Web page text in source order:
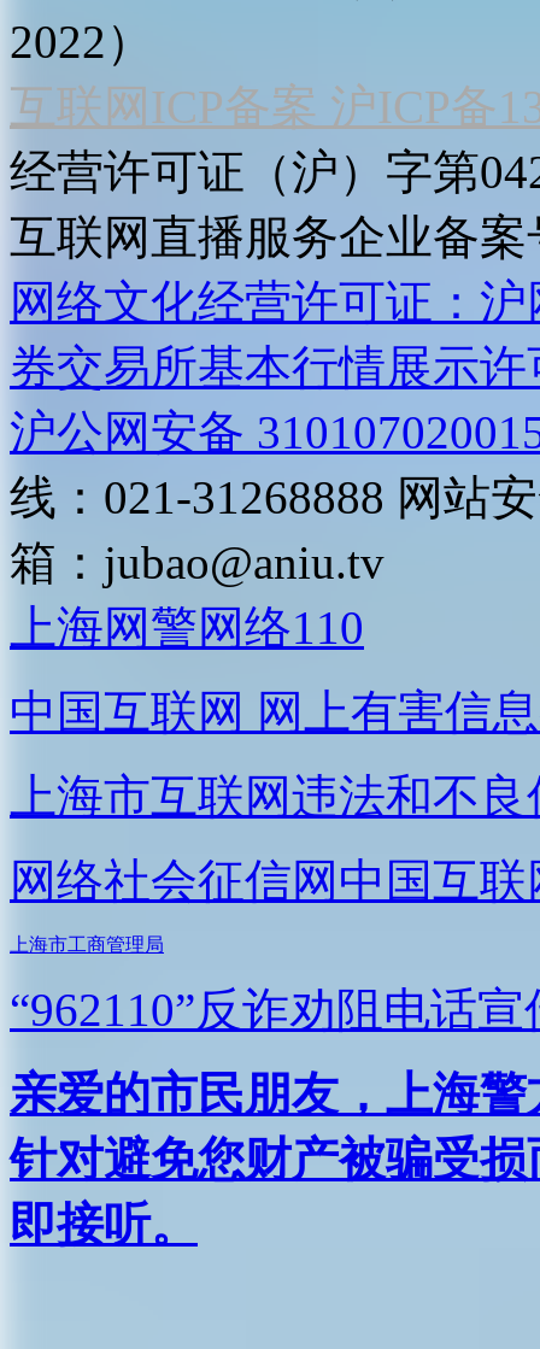
2022）
互联网ICP备案 沪ICP备
经营许可证（沪）字第
互联网直播服务企业备案
网络文化经营许可证：
券交易所基本行情展示许
沪公网安备
线：021-31268888 网站
箱： jubao@aniu.tv
上海网警网络110
中国互联网 网上有害信
上海市互联网违法和不
网络社会征信网 中国互
上海市工商管理局
“962110”反诈劝阻电话宣
亲爱的市民朋友，上海
针对避免您财产被骗受
即接听。